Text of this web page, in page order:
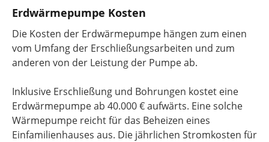
Erdwärmepumpe Kosten
Die Kosten der Erdwärmepumpe hängen zum einen
vom Umfang der Erschließungsarbeiten und zum
anderen von der Leistung der Pumpe ab.
Inklusive Erschließung und Bohrungen kostet eine
Erdwärmepumpe ab 40.000 € aufwärts. Eine solche
Wärmepumpe reicht für das Beheizen eines
Einfamilienhauses aus. Die jährlichen Stromkosten für